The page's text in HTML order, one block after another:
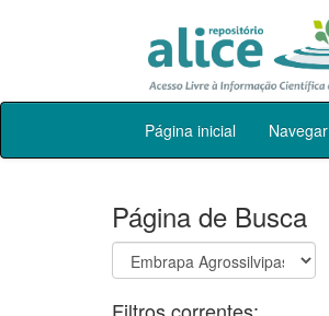
Skip
Página inicial Navegar
Página de Busca